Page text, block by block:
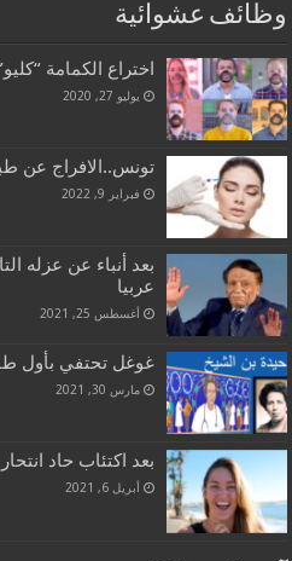
وظائف عشوائية
اختراع الكمامة
يوليو 27, 2020
تونس..الافراج عن
فبراير 9, 2022
بعد أنباء عن عزله
عربيا
أغسطس 25, 2021
غوغل تحتفي بأول
مارس 30, 2021
بعد اكتئاب حاد
أبريل 6, 2021